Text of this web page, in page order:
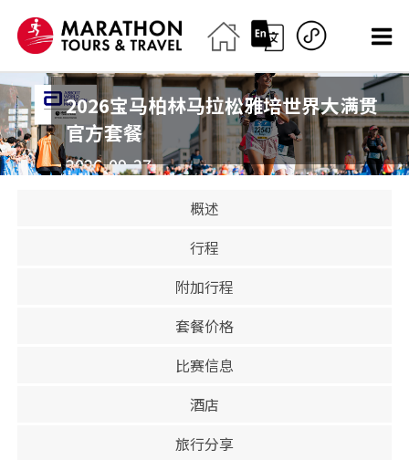
2026宝马柏林马拉松雅培世界大满贯
官方套餐
2026-09-27
已售罄
概述
行程
附加行程
套餐价格
比赛信息
酒店
旅行分享